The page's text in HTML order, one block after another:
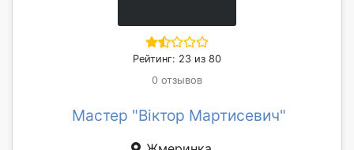
Рейтинг: 23 из 80
0 отзывов
Мастер "Віктор Мартисевич"